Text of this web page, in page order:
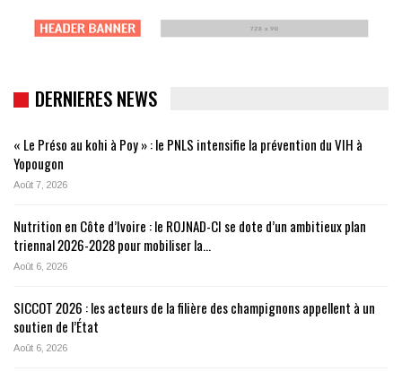
DERNIERES NEWS
« Le Préso au kohi à Poy » : le PNLS intensifie la prévention du VIH à
Yopougon
Août 7, 2026
Nutrition en Côte d’Ivoire : le ROJNAD-CI se dote d’un ambitieux plan
triennal 2026-2028 pour mobiliser la…
Août 6, 2026
SICCOT 2026 : les acteurs de la filière des champignons appellent à un
soutien de l’État
Août 6, 2026